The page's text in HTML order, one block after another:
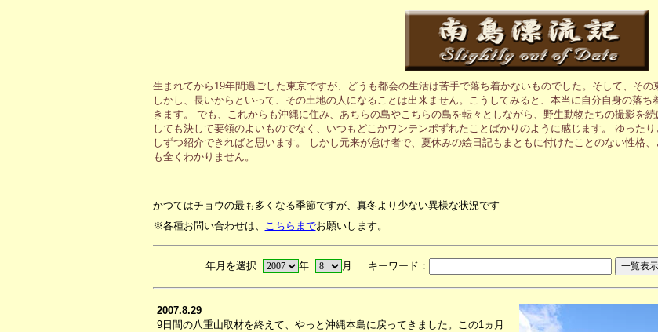
生まれてから19年間過ごした東京ですが、どうも都会の生活は苦手で落ち着かないものでした。そして、その
しかし、長いからといって、その土地の人になることは出来ません。こうしてみると、本当に自分自身の落
きます。 でも、これからも沖縄に住み、あちらの島やこちらの島を転々としながら、野生動物たちの撮影を
しても決して要領のよいものでなく、いつもどこかワンテンポずれたことばかりのように感じます。 ゆった
しずつ紹介できればと思います。 しかし元来が怠け者で、夏休みの絵日記もまともに付けたことのない性格
も全くわかりません。
かつてはチョウの最も多くなる季節ですが、真冬より少ない異様な状況です
※各種お問い合わせは、 こちらまでお願いします。
年月を選択 年 月 キーワード：
2007.8.29
9日間の八重山取材を終えて、やっと沖縄本島に戻ってきました。この1ヵ月